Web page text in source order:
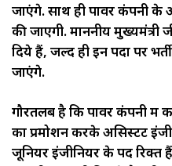
जाएंगे. साथ ही पावर कंपनी के
की जाएगी. माननीय मुख्यमंत्री
दिये हैं, जल्द ही इन पदों पर
जाएंगे.
गौरतलब है कि पावर कंपनी में
का प्रमोशन करके असिस्टेंट
जूनियर इंजीनियर के पद रिक्त